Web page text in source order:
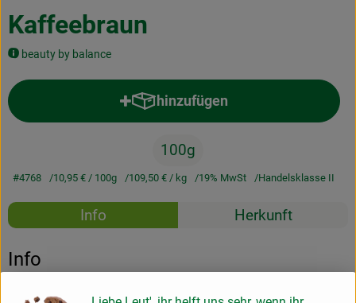
Kaffeebraun
beauty by balance
hinzufügen
Produkt zum Warenkorb
100g
#4768 10,95 €/ 100g 109,50 €/ kg 19% MwSt Handelsklasse II
Rezepte
Info Herkunft
Info